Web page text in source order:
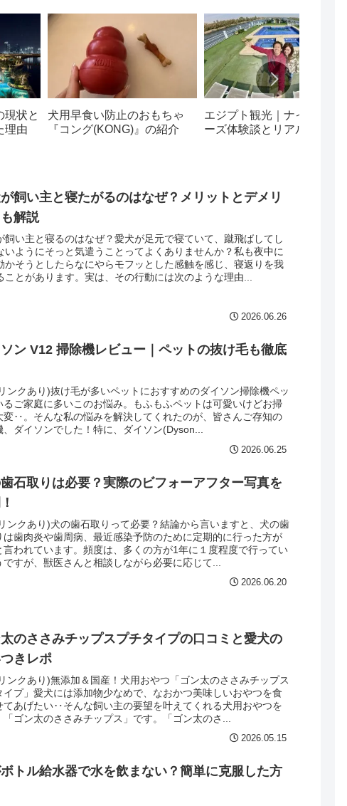
現状と
理由
犬用早食い防止のおもちゃ
『コング(KONG)』の紹介
エジプト観光｜ナイル川クル
ーズ体験談とリアルな注意点
飼い主と寝たがるのはなぜ？メリットとデメリ
解説
飼い主と寝るのはなぜ？愛犬が足元で寝ていて、蹴飛ばしてし
いようにそっと気遣うことってよくありませんか？私も夜中に
かそうとしたらなにやらモフッとした感触を感じ、寝返りを我
ことがあります。実は、その行動には次のような理由...
2026.06.26
ン V12 掃除機レビュー｜ペットの抜け毛も徹底
ンクあり)抜け毛が多いペットにおすすめのダイソン掃除機ペッ
るご家庭に多いこのお悩み。もふもふペットは可愛いけどお掃
変‥。そんな私の悩みを解決してくれたのが、皆さんご存知の
、ダイソンでした！特に、ダイソン(Dyson...
2026.06.25
石取りは必要？実際のビフォーアフター写真を
ンクあり)犬の歯石取りって必要？結論から言いますと、犬の歯
は歯肉炎や歯周病、最近感染予防のために定期的に行った方が
言われています。頻度は、多くの方が1年に１度程度で行ってい
ですが、獣医さんと相談しながら必要に応じて...
2026.06.20
のささみチップスプチタイプの口コミと愛犬の
きレポ
ンクあり)無添加＆国産！犬用おやつ「ゴン太のささみチップス
イプ」愛犬には添加物少なめで、なおかつ美味しいおやつを食
てあげたい‥そんな飼い主の要望を叶えてくれる犬用おやつを
「ゴン太のささみチップス」です。「ゴン太のさ...
2026.05.15
トル給水器で水を飲まない？簡単に克服した方